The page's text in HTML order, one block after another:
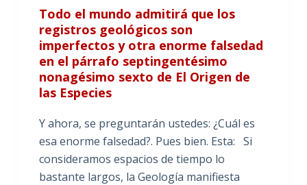
Todo el mundo admitirá que los
registros geológicos son
imperfectos y otra enorme falsedad
en el párrafo septingentésimo
nonagésimo sexto de El Origen de
las Especies
Y ahora, se preguntarán ustedes: ¿Cuál es
esa enorme falsedad?. Pues bien. Esta: Si
consideramos espacios de tiempo lo
bastante largos, la Geología manifiesta